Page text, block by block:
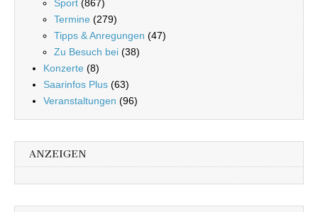
Sport (867)
Termine (279)
Tipps & Anregungen (47)
Zu Besuch bei (38)
Konzerte (8)
Saarinfos Plus (63)
Veranstaltungen (96)
ANZEIGEN